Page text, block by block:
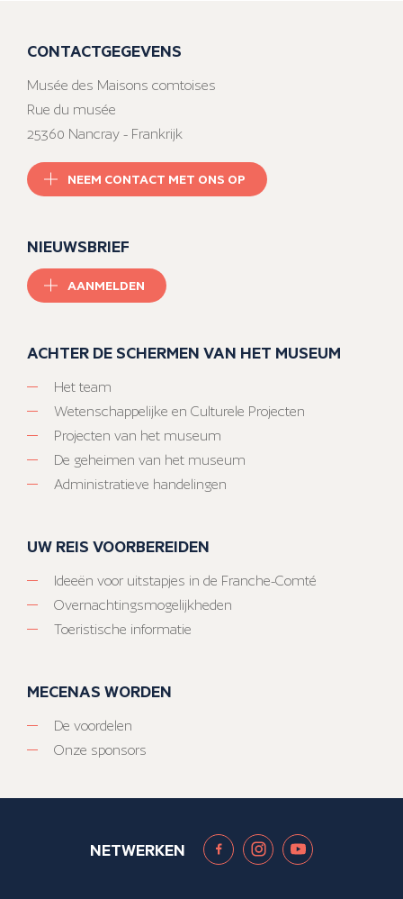
CONTACTGEGEVENS
Musée des Maisons comtoises
Rue du musée
25360 Nancray - Frankrijk
NEEM CONTACT MET ONS OP
NIEUWSBRIEF
AANMELDEN
ACHTER DE SCHERMEN VAN HET MUSEUM
Het team
Wetenschappelijke en Culturele Projecten
Projecten van het museum
De geheimen van het museum
Administratieve handelingen
UW REIS VOORBEREIDEN
Ideeën voor uitstapjes in de Franche-Comté
Overnachtingsmogelijkheden
Toeristische informatie
MECENAS WORDEN
De voordelen
Onze sponsors
NETWERKEN